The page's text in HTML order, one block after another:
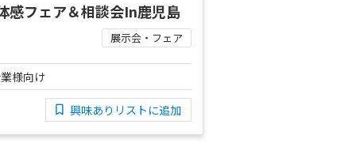
感フェア＆相談会In鹿児島
展示会・フェア
様向け
興味ありリストに追加